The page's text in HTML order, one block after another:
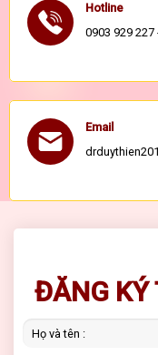
Hotline
0903 929 227
Email
ĐĂNG KÝ